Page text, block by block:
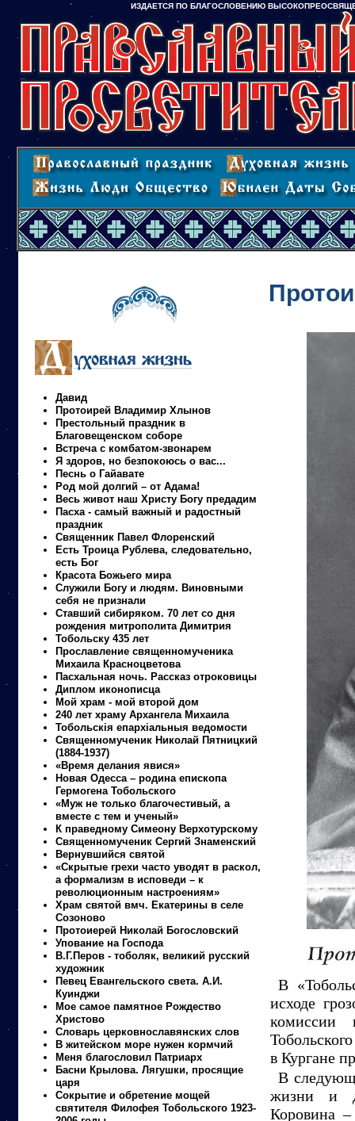
ИЗДАЕТСЯ ПО БЛАГОСЛОВЕНИЮ
Давид
Протоирей Владимир Хлынов
Престольный праздник в
Благовещенском соборе
Встреча с комбатом-звонарем
Я здоров, но безпокоюсь о вас...
Песнь о Гайавате
Род мой долгий – от Адама!
Весь живот наш Христу Богу предадим
Пасха - самый важный и радостный
праздник
Священник Павел Флоренский
Есть Троица Рублева, следовательно,
есть Бог
Красота Божьего мира
Служили Богу и людям. Виновными
себя не признали
Ставший сибиряком. 70 лет со дня
рождения митрополита Димитрия
Тобольску 435 лет
Прославление священномученика
Михаила Красноцветова
Пасхальная ночь. Рассказ отроковицы
Диплом иконописца
Мой храм - мой второй дом
240 лет храму Архангела Михаила
Тобольскiя епархiальныя ведомости
Священномученик Николай Пятницкий
(1884-1937)
«Время делания явися»
Новая Одесса – родина епископа
Гермогена Тобольского
«Муж не только благочестивый, а
вместе с тем и ученый»
К праведному Симеону Верхотурскому
Священномученик Сергий Знаменский
Вернувшийся святой
«Скрытые грехи часто уводят в раскол,
а формализм в исповеди – к
революционным настроениям»
Храм святой вмч. Екатерины в селе
Созоново
Протоиерей Николай Богословский
Упование на Господа
В.Г.Перов - тоболяк, великий русский
художник
Певец Евангельского света. А.И.
Куинджи
Мое самое памятное Рождество
Христово
Словарь церковнославянских слов
В житейском море нужен кормчий
Меня благословил Патриарх
Басни Крылова. Лягушки, просящие
царя
Сокрытие и обретение мощей
святителя Филофея Тобольского 1923-
В
исходе
комиссии
в Кургане
В
жизни и
Коровина